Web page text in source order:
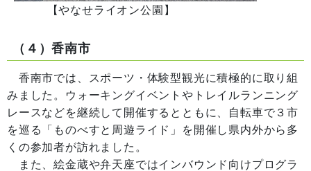
【やなせライオン公園】
（４）香南市
香南市では、スポーツ・体験型観光に積極的に取り組
みました。ウォーキングイベントやトレイルランニング
レースなどを継続して開催するとともに、自転車で３市
を巡る「ものべすと周遊ライド」を開催し県内外から多
くの参加者が訪れました。
また、絵金蔵や弁天座ではインバウンド向けプログラ